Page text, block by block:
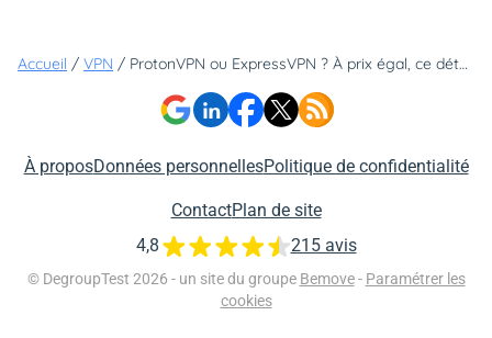
Accueil / VPN / ProtonVPN ou ExpressVPN ? À prix égal, ce détail fait toute la différence
À proposDonnées personnellesPolitique de confidentialité
ContactPlan de site
© DegroupTest 2026 - un site du groupe Bemove - Paramétrer les
cookies
4,8 215 avis